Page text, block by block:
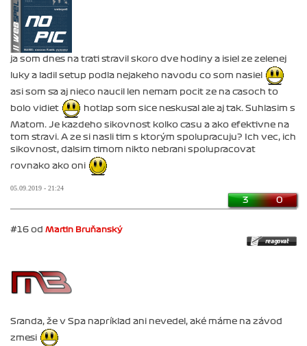
ja som dnes na trati stravil skoro dve hodiny a isiel ze zelenej
luky a ladil setup podla nejakeho navodu co som nasiel
asi som sa aj nieco naucil len nemam pocit ze na casoch to
bolo vidiet
hotlap som sice neskusal ale aj tak. Suhlasim s
Matom. Je kazdeho sikovnost kolko casu a ako efektivne na
tom stravi. A ze si nasli tim s ktorým spolupracuju? Ich vec, ich
sikovnost, dalsim timom nikto nebrani spolupracovat
rovnako ako oni
05.09.2019 - 21:24
3 0
#16 od Martin Bruňanský
Sranda, že v Spa napríklad ani nevedel, aké máme na závod
zmesi